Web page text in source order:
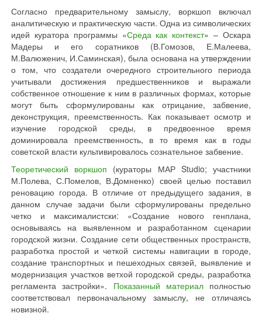
Согласно предварительному замыслу, воркшоп включал
аналитическую и практическую части. Одна из символических
идей куратора программы «Среда как контекст» – Оскара
Мадеры и его соратников (В.Гомозов, Е.Малеева,
М.Валюженич, И.Саминская), была основана на утверждении
о том, что создатели очередного строительного периода
учитывали достижения предшественников и выражали
собственное отношение к ним в различных формах, которые
могут быть сформулированы как отрицание, забвение,
деконструкция, преемственность. Как показывает осмотр и
изучение городской среды, в предвоенное время
доминировала преемственность, в то время как в годы
советской власти культивировалось сознательное забвение.
Теоретический воркшоп (кураторы МАР Studio; участники
М.Полева, С.Помелов, В.Домненко) своей целью поставил
реновацию города. В отличие от предыдущего задания, в
данном случае задачи были сформулированы предельно
четко и максималистски: «Создание нового генплана,
основываясь на выявленном и разработанном сценарии
городской жизни. Создание сети общественных пространств,
разработка простой и четкой системы навигации в городе,
создание транспортных и пешеходных связей, выявление и
модернизация участков ветхой городской среды, разработка
регламента застройки». Показанный материалполностью
соответствовал первоначальному замыслу, не отличаясь
новизной.